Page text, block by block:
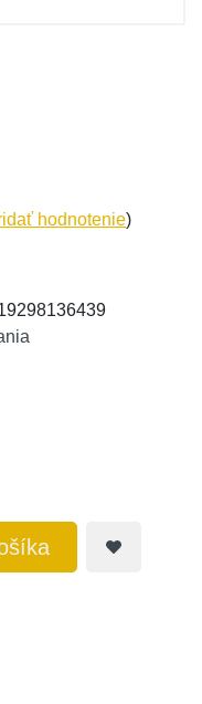
hodnotenie)